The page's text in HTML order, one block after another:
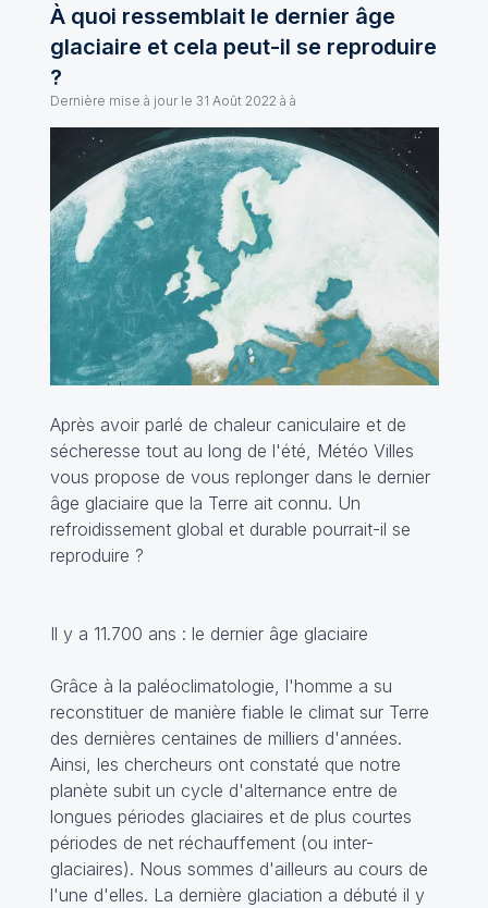
À quoi ressemblait le dernier âge
glaciaire et cela peut-il se reproduire
?
Dernière mise à jour le 31 Août 2022 à à
Après avoir parlé de chaleur caniculaire et de
sécheresse tout au long de l'été, Météo Villes
vous propose de vous replonger dans le dernier
âge glaciaire que la Terre ait connu. Un
refroidissement global et durable pourrait-il se
reproduire ?
Il y a 11.700 ans : le dernier âge glaciaire
Grâce à la paléoclimatologie, l'homme a su
reconstituer de manière fiable le climat sur Terre
des dernières centaines de milliers d'années.
Ainsi, les chercheurs ont constaté que notre
planète subit un cycle d'alternance entre de
longues périodes glaciaires et de plus courtes
périodes de net réchauffement (ou inter-
glaciaires). Nous sommes d'ailleurs au cours de
l'une d'elles. La dernière glaciation a débuté il y